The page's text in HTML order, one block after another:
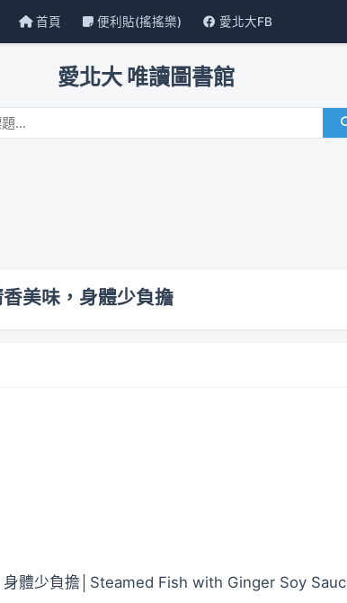
首頁 便利貼(搖搖樂) 愛北大FB
愛北大 唯讀圖書館
美味，身體少負擔
身體少負擔│Steamed Fish with Ginger Soy